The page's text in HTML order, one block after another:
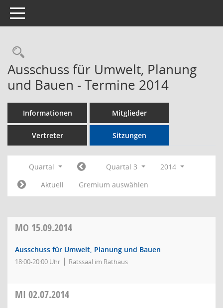
Toggle navigation
Rechercheauswahl
Ausschuss für Umwelt, Planung
und Bauen - Termine 2014
Informationen Mitglieder
Vertreter Sitzungen
Quartal Quartal 3
2014
Aktuell
Gremium auswählen
MO 15.09.2014
Ausschuss für Umwelt, Planung und Bauen
18:00-20:00 Uhr Ratssaal im Rathaus
MI 02.07.2014